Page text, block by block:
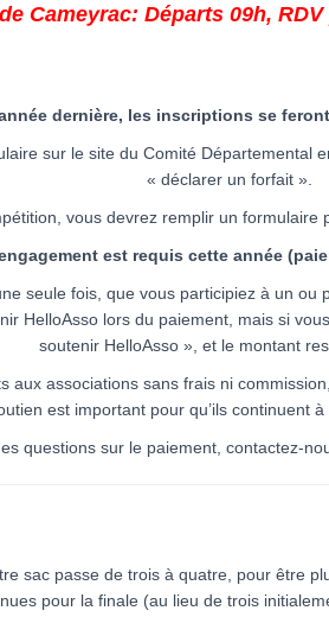
Cameyrac: Départs 09h,
dernière, les inscriptions se
sur le site du Comité Départemental
« déclarer un forfait ».
vous devrez remplir un formulaire
est requis cette année
seule fois, que vous participiez à un
HelloAsso lors du paiement, mais si
soutenir HelloAsso », et le montant
aux associations sans frais ni
est important pour qu’ils continuent
questions sur le paiement, contactez-
sac passe de trois à quatre, pour être
pour la finale (au lieu de trois